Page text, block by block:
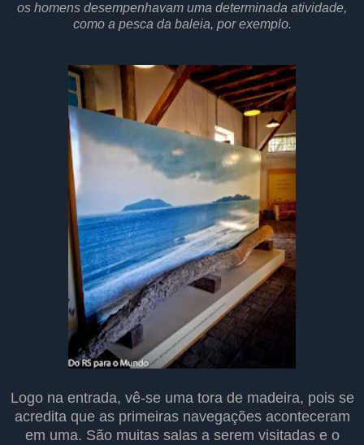
os homens desempenhavam uma determinada atividade,
como a pesca da baleia, por exemplo.
Logo na entrada, vê-se uma tora de madeira, pois se
acredita que as primeiras navegações aconteceram
em uma. São muitas salas a serem visitadas e o